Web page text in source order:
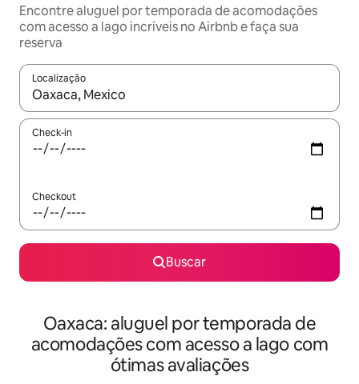
Encontre aluguel por temporada de acomodações
com acesso a lago incríveis no Airbnb e faça sua
reserva
Localização
Quando os resultados estiverem disponíveis, explore-os
Check-in
Checkout
Buscar
Oaxaca: aluguel por temporada de
acomodações com acesso a lago com
ótimas avaliações